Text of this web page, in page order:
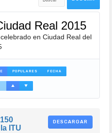
Real 2015
en Ciudad Real del
POPULARES FECHA
▲ ▼
DESCARGAR
ITU